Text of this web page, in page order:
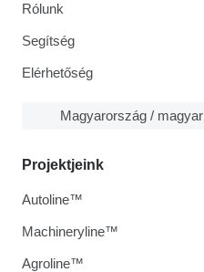
Rólunk
Segítség
Elérhetőség
Magyarország / magyar
Projektjeink
Autoline™
Machineryline™
Agroline™